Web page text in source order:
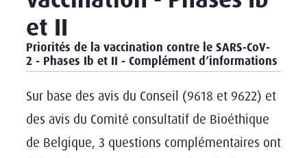
et II
Priorités de la vaccination contre le SARS-CoV-
2 - Phases Ib et II - Complément d’informations
Sur base des avis du Conseil (9618 et 9622) et
des avis du Comité consultatif de Bioéthique
de Belgique, 3 questions complémentaires ont